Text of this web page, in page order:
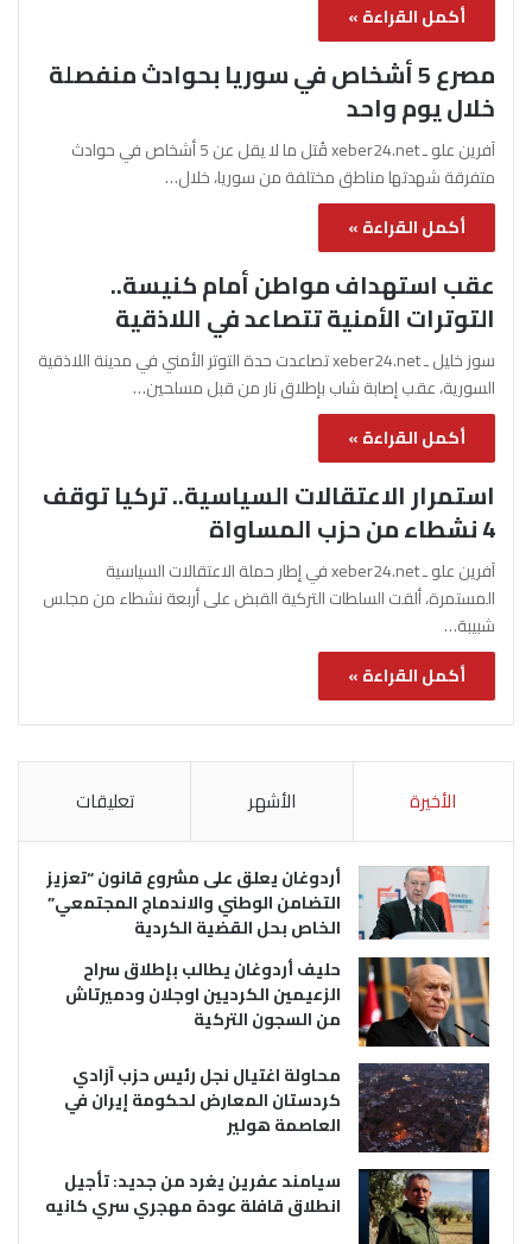
أكمل القراءة »
مصرع 5 أشخاص في سوريا بحوادث منفصلة
خلال يوم واحد
آفرين علو ـ xeber24.net قُتل ما لا يقل عن 5 أشخاص في حوادث
متفرقة شهدتها مناطق مختلفة من سوريا، خلال…
أكمل القراءة »
عقب استهداف مواطن أمام كنيسة..
التوترات الأمنية تتصاعد في اللاذقية
سوز خليل ـ xeber24.net تصاعدت حدة التوتر الأمني في مدينة اللاذقية
السورية، عقب إصابة شاب بإطلاق نار من قبل مسلحين…
أكمل القراءة »
استمرار الاعتقالات السياسية.. تركيا توقف
4 نشطاء من حزب المساواة
آفرين علو ـ xeber24.net في إطار حملة الاعتقالات السياسية
المستمرة، ألقت السلطات التركية القبض على أربعة نشطاء من مجلس
شبيبة…
أكمل القراءة »
الأخيرة الأشهر تعليقات
أردوغان يعلق على مشروع قانون “تعزيز
التضامن الوطني والاندماج المجتمعي”
الخاص بحل القضية الكردية
حليف أردوغان يطالب بإطلاق سراح
الزعيمين الكرديين اوجلان ودميرتاش
من السجون التركية
محاولة اغتيال نجل رئيس حزب آزادي
كردستان المعارض لحكومة إيران في
العاصمة هولير
سيامند عفرين يغرد من جديد: تأجيل
انطلاق قافلة عودة مهجري سري كانيه